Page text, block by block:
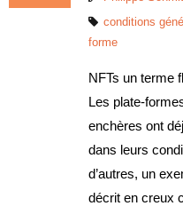
Actualité
conditions
forme
NFTs un terme
Les plate-
enchères ont
dans leurs
d’autres, un
décrit en creux